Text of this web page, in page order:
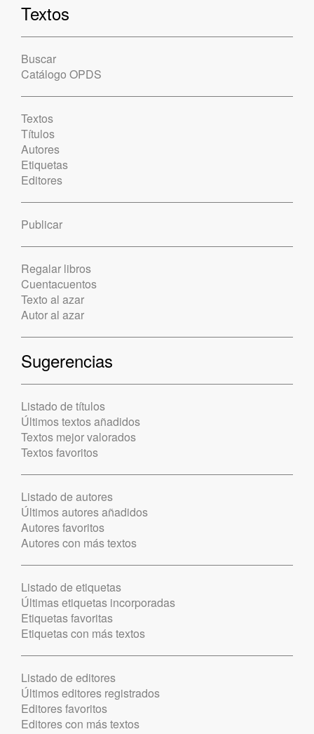
Textos
Buscar
Catálogo OPDS
Textos
Títulos
Autores
Etiquetas
Editores
Publicar
Regalar libros
Cuentacuentos
Texto al azar
Autor al azar
Sugerencias
Listado de títulos
Últimos textos añadidos
Textos mejor valorados
Textos favoritos
Listado de autores
Últimos autores añadidos
Autores favoritos
Autores con más textos
Listado de etiquetas
Últimas etiquetas incorporadas
Etiquetas favoritas
Etiquetas con más textos
Listado de editores
Últimos editores registrados
Editores favoritos
Editores con más textos